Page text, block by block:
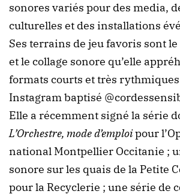
sonores variés pour des media,
culturelles et des installations
Ses terrains de jeu favoris sont
et le collage sonore qu’elle
formats courts et très
Instagram baptisé
Elle a récemment signé la série
L’Orchestre, mode d’emploipour
national Montpellier Occitanie ;
sonore sur les quais de la Petite
pour la Recyclerie ; une série de